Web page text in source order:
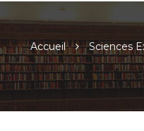
Accueil Sciences